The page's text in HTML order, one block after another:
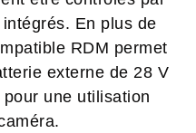
En plus de
RDM permet
externe de 28 V
une utilisation